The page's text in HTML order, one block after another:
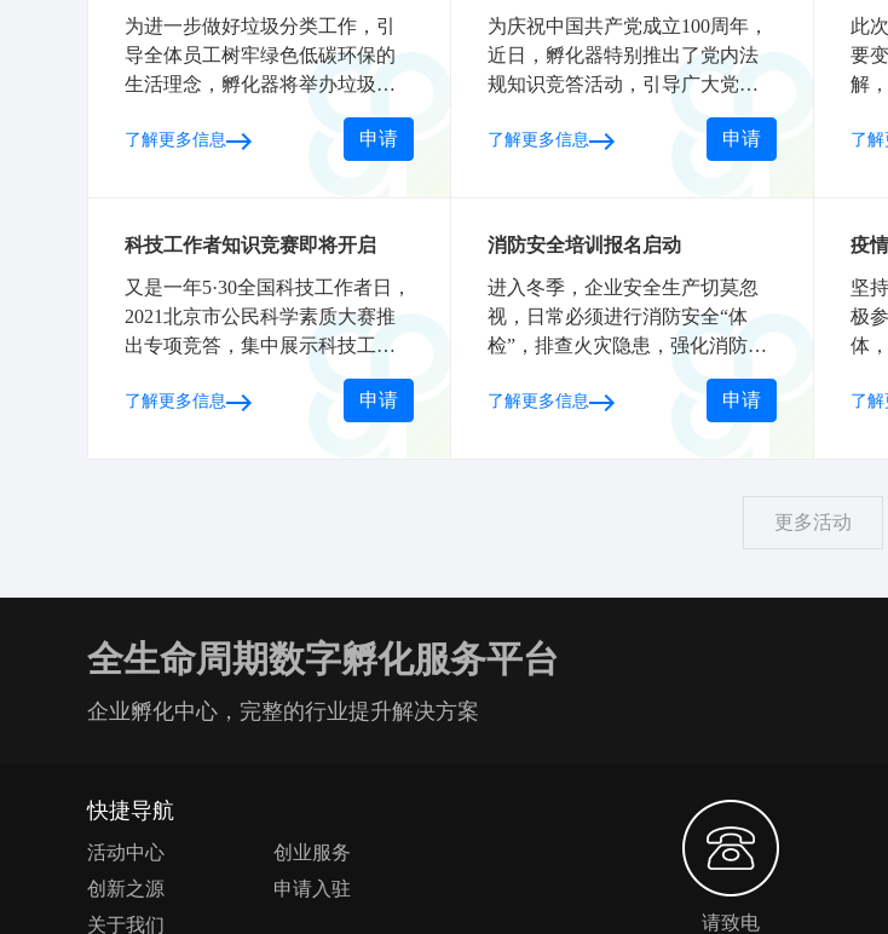
为进一步做好垃圾分类工作，引
导全体员工树牢绿色低碳环保的
生活理念，孵化器将举办垃圾分
了解更多信息 申请
为庆祝中国共产党成立100周年，
近日，孵化器特别推出了党内法
规知识竞答活动，引导广大党员
干部带头尊规学规守规用规，进
一步强化党章党规党纪意识。
了解更多信息 申请
此
要
解
日
题。
了
科技工作者知识竞赛即将开启
又是一年5·30全国科技工作者日，
2021北京市公民科学素质大赛推
出专项竞答，集中展示科技工作
者的科研成就，彰显科学家精
神，一起来答题致敬科学家
了解更多信息 申请
消防安全培训报名启动
进入冬季，企业安全生产切莫忽
视，日常必须进行消防安全“体
检”，排查火灾隐患，强化消防安
全管理。这些企业消防安全知
识，你必须知道！
了解更多信息 申请
疫
坚
极
体
疫
署
了
更多活动
全生命周期数字孵化服务平台
企业孵化中心，完整的行业提升解决方案
快捷导航
活动中心
创业服务
创新之源
申请入驻
关于我们
请致电